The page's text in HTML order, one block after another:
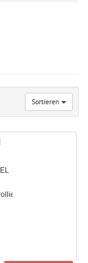
Sortieren